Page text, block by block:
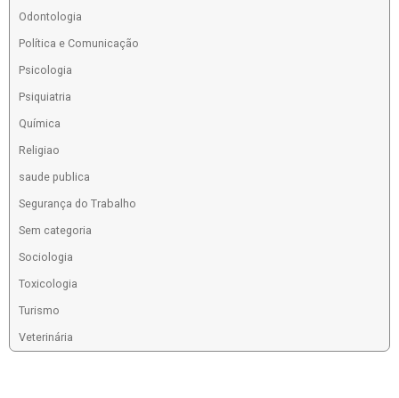
Odontologia
Política e Comunicação
Psicologia
Psiquiatria
Química
Religiao
saude publica
Segurança do Trabalho
Sem categoria
Sociologia
Toxicologia
Turismo
Veterinária